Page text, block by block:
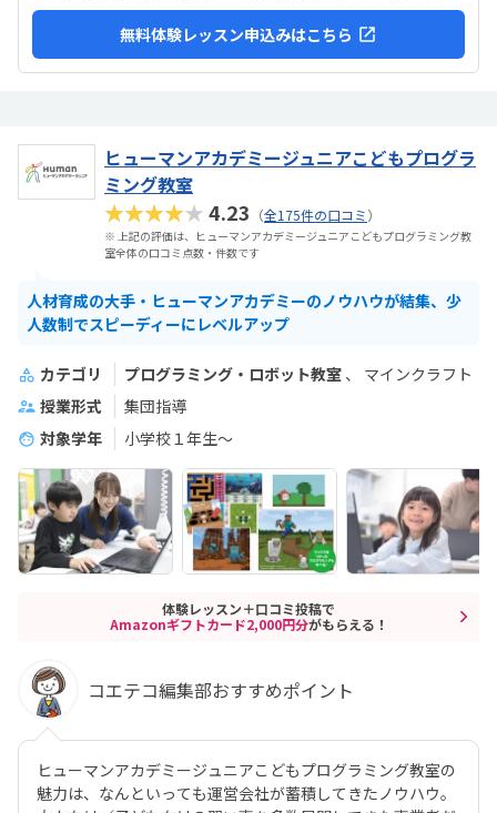
無料体験レッスン申込みはこちら
ヒューマンアカデミージュニアこどもプログラ
ミング教室
★★★★★4.23 （全175件の口コミ）
※ 上記の評価は、ヒューマンアカデミージュニアこどもプログラミング教
室全体の口コミ点数・件数です
人材育成の大手・ヒューマンアカデミーのノウハウが結集、少
人数制でスピーディーにレベルアップ
カテゴリ プログラミング・ロボット教室
マインクラフト
授業形式
集団指導
対象学年
小学校１年生〜
体験レッスン＋口コミ投稿で
Amazonギフトカード2,000円分がもらえる！
コエテコ編集部おすすめポイント
ヒューマンアカデミージュニアこどもプログラミング教室の
魅力は、なんといっても運営会社が蓄積してきたノウハウ。